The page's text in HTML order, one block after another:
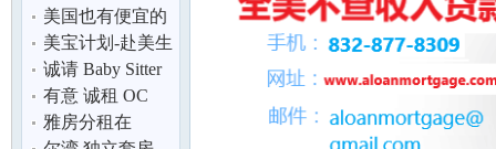
处奔波跑货
Youtube 徐峥 李
小璐 以及
美国也有便宜的
泡奶神器拉 ！
(恒温调奶器)
美宝计划-赴美生
子的选择
诚请 Baby Sitter
帮助照顾小孩
有意 诚租 OC
(小)办公室 或
雅房分租在